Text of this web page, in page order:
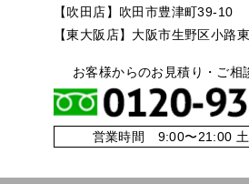
【吹田店】吹田市豊津町39-10
【東大阪店】大阪市生野区小路
お客様からのお見積り・ご相
営業時間 9:00〜21:00 土